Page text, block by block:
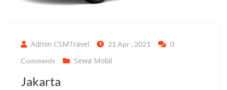
Admin CSMTravel 21 Apr , 2021
0
Comments
Sewa Mobil
Jakarta